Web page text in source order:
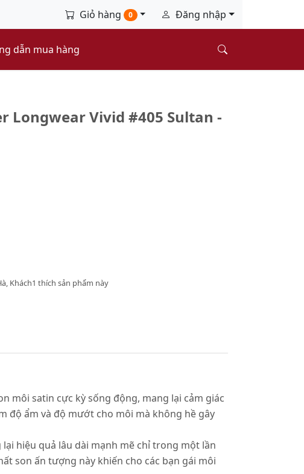
Giỏ hàng 0 Đăng nhập
dẫn mua hàng
Longwear Vivid #405 Sultan -
Khách1 thích sản phẩm này
môi satin cực kỳ sống động, mang lại cảm giác
độ ẩm và độ mướt cho môi mà không hề gây
hiệu quả lâu dài mạnh mẽ chỉ trong một lần
son ấn tượng này khiến cho các bạn gái môi